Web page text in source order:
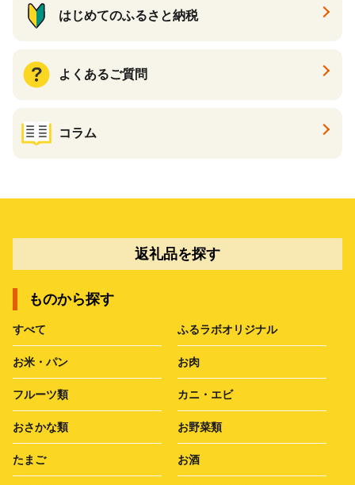
はじめてのふるさと納税
よくあるご質問
コラム
返礼品を探す
ものから探す
すべて ふるラボオリジナル
お米・パン お肉
フルーツ類 カニ・エビ
おさかな類 お野菜類
たまご お酒